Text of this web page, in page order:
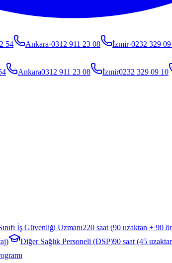
54 Ankara·0312 911 23 08 İzmir·0232 329
Ankara0312 911 23 08 İzmir0232 329 09 10
İş Güvenliği Uzmanı220 saat (90 uzaktan + 90
Diğer Sağlık Personeli (DSP)90 saat (45